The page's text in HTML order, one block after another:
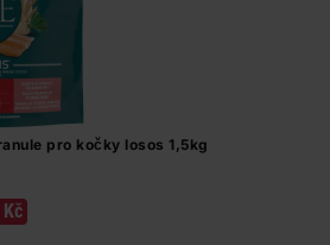
pro kočky losos 1,5kg